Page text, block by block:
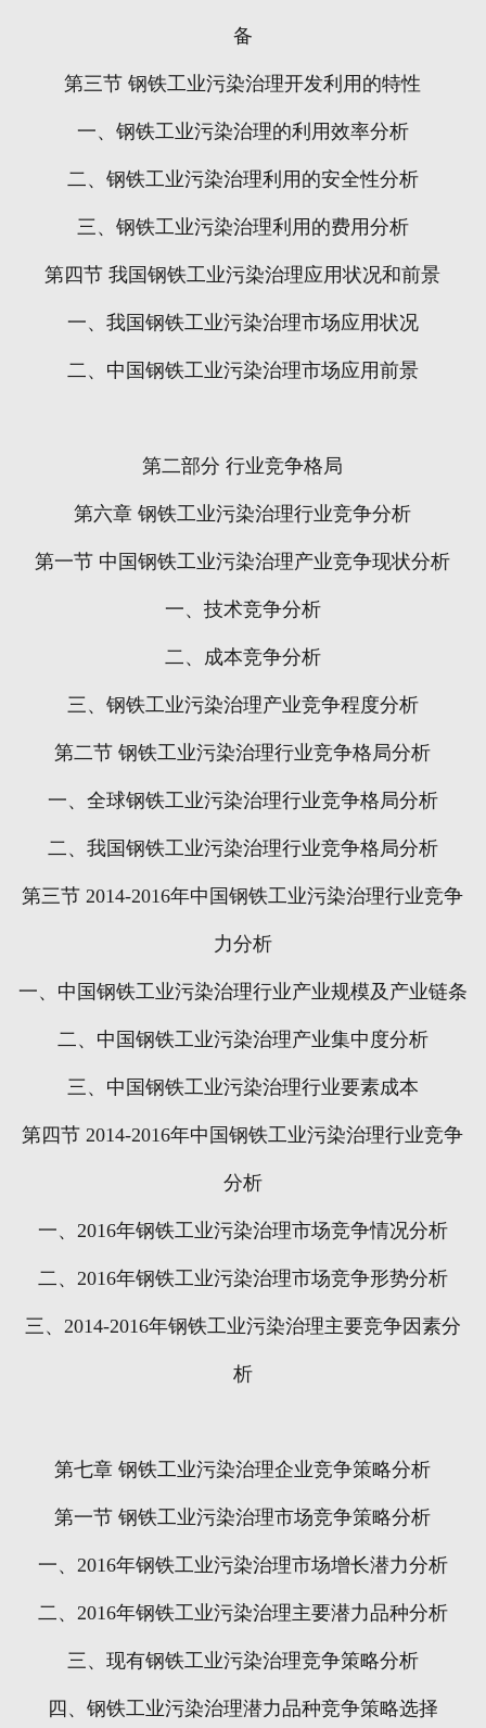
备
第三节 钢铁工业污染治理开发利用的特性
一、钢铁工业污染治理的利用效率分析
二、钢铁工业污染治理利用的安全性分析
三、钢铁工业污染治理利用的费用分析
第四节 我国钢铁工业污染治理应用状况和前景
一、我国钢铁工业污染治理市场应用状况
二、中国钢铁工业污染治理市场应用前景
第二部分 行业竞争格局
第六章 钢铁工业污染治理行业竞争分析
第一节 中国钢铁工业污染治理产业竞争现状分析
一、技术竞争分析
二、成本竞争分析
三、钢铁工业污染治理产业竞争程度分析
第二节 钢铁工业污染治理行业竞争格局分析
一、全球钢铁工业污染治理行业竞争格局分析
二、我国钢铁工业污染治理行业竞争格局分析
第三节 2014-2016年中国钢铁工业污染治理行业竞争
力分析
一、中国钢铁工业污染治理行业产业规模及产业链条
二、中国钢铁工业污染治理产业集中度分析
三、中国钢铁工业污染治理行业要素成本
第四节 2014-2016年中国钢铁工业污染治理行业竞争
分析
一、 2016年钢铁工业污染治理市场竞争情况分析
二、 2016年钢铁工业污染治理市场竞争形势分析
三、 2014-2016年钢铁工业污染治理主要竞争因素分
析
第七章 钢铁工业污染治理企业竞争策略分析
第一节 钢铁工业污染治理市场竞争策略分析
一、 2016年钢铁工业污染治理市场增长潜力分析
二、 2016年钢铁工业污染治理主要潜力品种分析
三、现有钢铁工业污染治理竞争策略分析
四、钢铁工业污染治理潜力品种竞争策略选择